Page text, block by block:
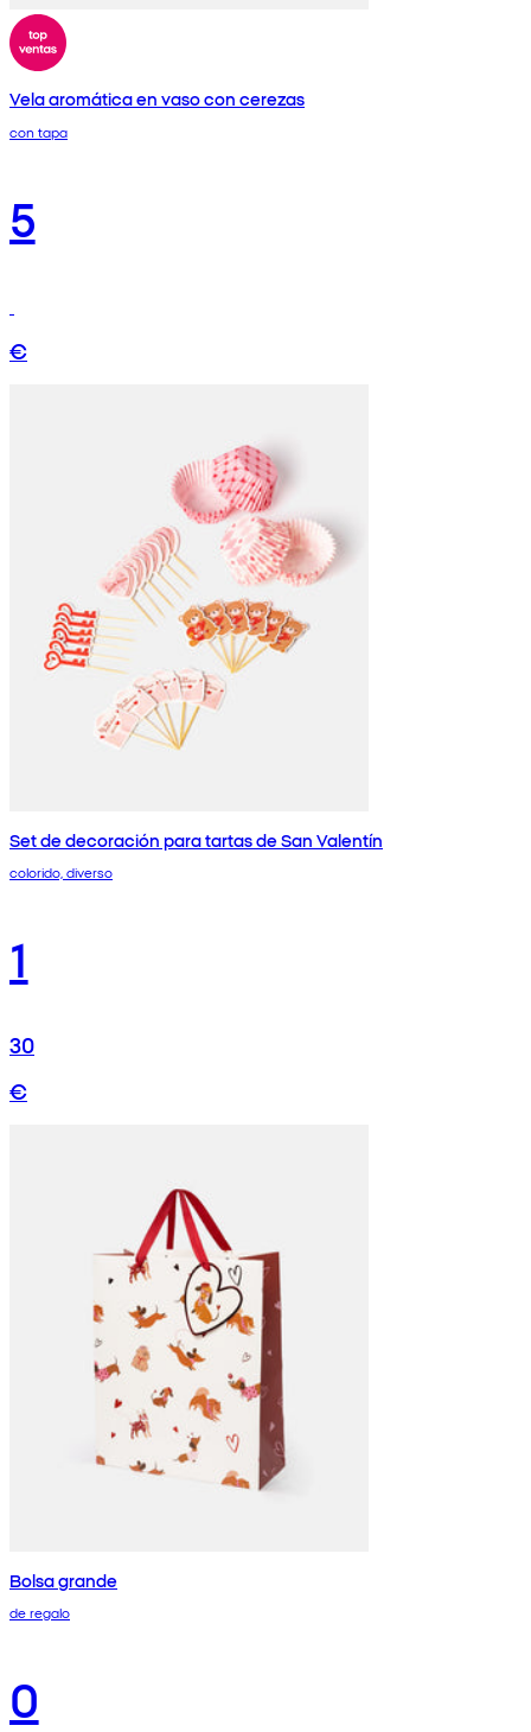
Vela aromática en vaso con cerezas
con tapa
5
€
Set de decoración para tartas de San Valentín
colorido, diverso
1
30
€
Bolsa grande
de regalo
0